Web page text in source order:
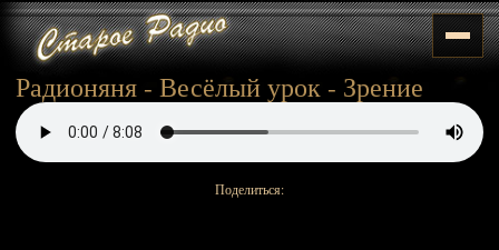
Радионяня - Весёлый урок - Зрение
Поделиться: